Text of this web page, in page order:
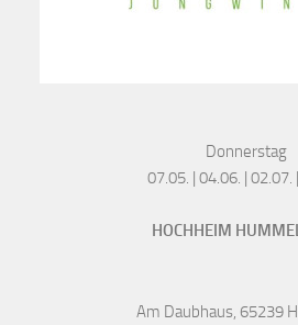
Donnerstag
07.05. | 04.06. | 02.07. |
HOCHHEIM
Am Daubhaus, 65239